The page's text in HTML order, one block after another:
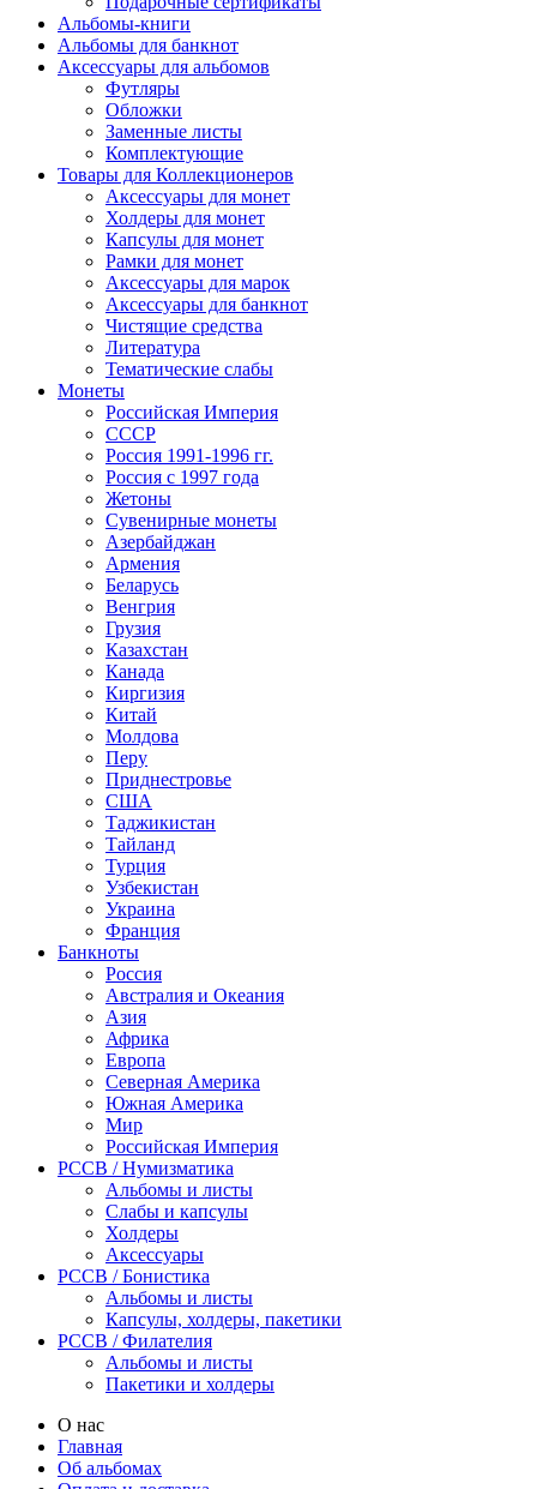
Альбомы-книги
Альбомы для банкнот
Аксессуары для альбомов
Футляры
Обложки
Заменные листы
Комплектующие
Товары для Коллекционеров
Аксессуары для монет
Холдеры для монет
Капсулы для монет
Рамки для монет
Аксессуары для марок
Аксессуары для банкнот
Чистящие средства
Литература
Тематические слабы
Монеты
Российская Империя
СССР
Россия 1991-1996 гг.
Россия с 1997 года
Жетоны
Сувенирные монеты
Азербайджан
Армения
Беларусь
Венгрия
Грузия
Казахстан
Канада
Киргизия
Китай
Молдова
Перу
Приднестровье
США
Таджикистан
Тайланд
Турция
Узбекистан
Украина
Франция
Банкноты
Россия
Австралия и Океания
Азия
Африка
Европа
Северная Америка
Южная Америка
Мир
Российская Империя
PCCB / Нумизматика
Альбомы и листы
Слабы и капсулы
Холдеры
Аксессуары
PCCB / Бонистика
Альбомы и листы
Капсулы, холдеры, пакетики
PCCB / Филателия
Альбомы и листы
Пакетики и холдеры
О нас
Главная
Об альбомах